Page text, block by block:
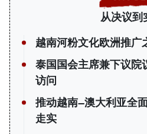
从决议到
越南河粉文化欧洲推广
泰国国会主席兼下议院
访问
推动越南—澳大利亚全
走实